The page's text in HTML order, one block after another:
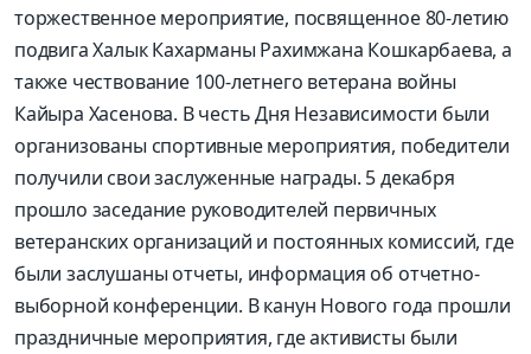
торжественное мероприятие, посвященное 80-летию
подвига Халык Кахарманы Рахимжана Кошкарбаева, а
также чествование 100-летнего ветерана войны
Кайыра Хасенова. В честь Дня Независимости были
организованы спортивные мероприятия, победители
получили свои заслуженные награды. 5 декабря
прошло заседание руководителей первичных
ветеранских организаций и постоянных комиссий, где
были заслушаны отчеты, информация об отчетно-
выборной конференции. В канун Нового года прошли
праздничные мероприятия, где активисты были